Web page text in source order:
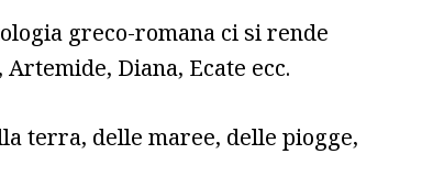
greco-romana ci si rende
Diana, Ecate ecc.
terra, delle maree, delle piogge,